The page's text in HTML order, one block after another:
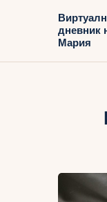
дневник
Мария